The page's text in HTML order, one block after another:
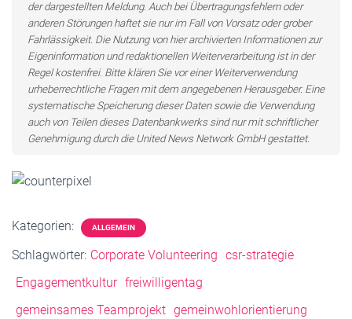
der dargestellten Meldung. Auch bei Übertragungsfehlern oder
anderen Störungen haftet sie nur im Fall von Vorsatz oder grober
Fahrlässigkeit. Die Nutzung von hier archivierten Informationen zur
Eigeninformation und redaktionellen Weiterverarbeitung ist in der
Regel kostenfrei. Bitte klären Sie vor einer Weiterverwendung
urheberrechtliche Fragen mit dem angegebenen Herausgeber. Eine
systematische Speicherung dieser Daten sowie die Verwendung
auch von Teilen dieses Datenbankwerks sind nur mit schriftlicher
Genehmigung durch die United News Network GmbH gestattet.
Kategorien: ALLGEMEIN
Schlagwörter: Corporate Volunteering csr-strategie
Engagementkultur freiwilligentag
gemeinsames Teamprojekt gemeinwohlorientierung